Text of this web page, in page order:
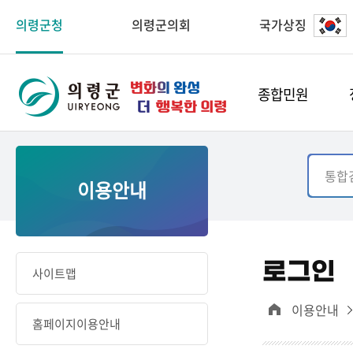
의령군청 의령군의회 국가상징
종합민원
이용안내
사이트맵
홈페이지이용안내
로그인
이용안내